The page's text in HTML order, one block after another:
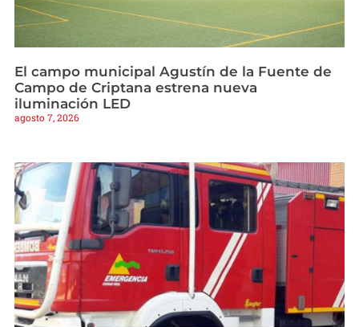
El campo municipal Agustín de la Fuente de
Campo de Criptana estrena nueva
iluminación LED
agosto 7, 2026